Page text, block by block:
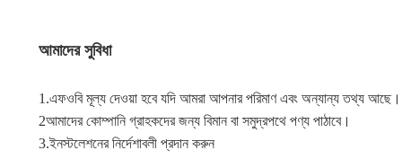
আমাদের সুবিধা
1.এফওবি মূল্য দেওয়া হবে যদি আমরা আপনার পরিমাণ এবং অন্যান্য তথ্য আছে।
2আমাদের কোম্পানি গ্রাহকদের জন্য বিমান বা সমুদ্রপথে পণ্য পাঠাবে।
3.ইনস্টলেশনের নির্দেশাবলী প্রদান করুন